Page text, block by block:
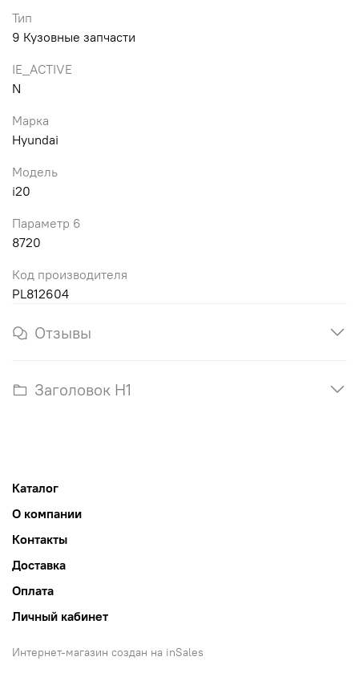
Тип
9 Кузовные запчасти
IE_ACTIVE
N
Марка
Hyundai
Модель
i20
Параметр 6
8720
Код производителя
PL812604
Отзывы
Заголовок H1
Каталог
О компании
Контакты
Доставка
Оплата
Личный кабинет
Интернет-магазин создан на inSales